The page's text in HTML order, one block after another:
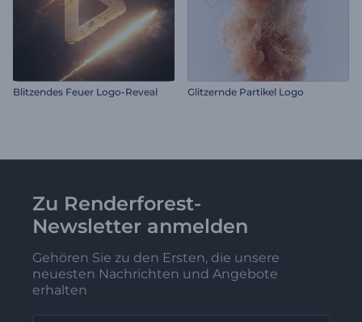
Blitzendes Feuer Logo-Reveal Glitzernde Partikel Logo
Zu Renderforest-
Newsletter anmelden
Gehören Sie zu den Ersten, die unsere
neuesten Nachrichten und Angebote
erhalten